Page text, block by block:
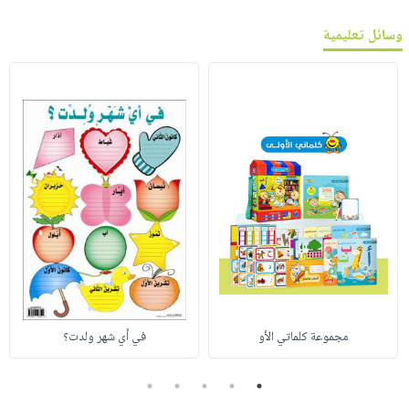
وسائل تعليمية
مجموعة كلماتي الأو في أي شهر ولدت؟
1
2
3
4
5